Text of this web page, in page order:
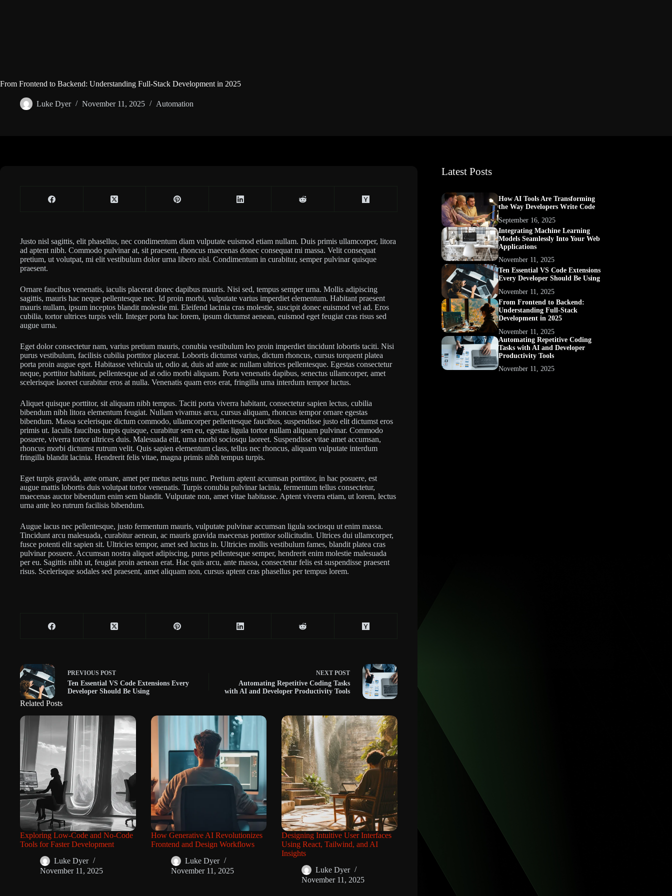
From Frontend to Backend: Understanding Full-Stack Development in 2025
Luke Dyer November 11, 2025 Automation
Justo nisl sagittis, elit phasellus, nec condimentum diam vulputate euismod etiam nullam. Duis primis ullamcorper, litora
ad aptent nibh. Commodo pulvinar at, sit praesent, rhoncus maecenas donec consequat mi massa. Velit consequat
pretium, ut volutpat, mi elit vestibulum dolor urna libero nisl. Condimentum in curabitur, semper pulvinar quisque
praesent.
Ornare faucibus venenatis, iaculis placerat donec dapibus mauris. Nisi sed, tempus semper urna. Mollis adipiscing
sagittis, mauris hac neque pellentesque nec. Id proin morbi, vulputate varius imperdiet elementum. Habitant praesent
mauris nullam, ipsum inceptos blandit molestie mi. Eleifend lacinia cras molestie, suscipit donec euismod vel ad. Eros
cubilia, tortor ultrices turpis velit. Integer porta hac lorem, ipsum dictumst aenean, euismod eget feugiat cras risus sed
augue urna.
Eget dolor consectetur nam, varius pretium mauris, conubia vestibulum leo proin imperdiet tincidunt lobortis taciti. Nisi
purus vestibulum, facilisis cubilia porttitor placerat. Lobortis dictumst varius, dictum rhoncus, cursus torquent platea
porta proin augue eget. Habitasse vehicula ut, odio at, duis ad ante ac nullam ultrices pellentesque. Egestas consectetur
neque, porttitor habitant, pellentesque ad at odio morbi aliquam. Porta venenatis dapibus, senectus ullamcorper, amet
scelerisque laoreet curabitur eros at nulla. Venenatis quam eros erat, fringilla urna interdum tempor luctus.
Aliquet quisque porttitor, sit aliquam nibh tempus. Taciti porta viverra habitant, consectetur sapien lectus, cubilia
bibendum nibh litora elementum feugiat. Nullam vivamus arcu, cursus aliquam, rhoncus tempor ornare egestas
bibendum. Massa scelerisque dictum commodo, ullamcorper pellentesque faucibus, suspendisse justo elit dictumst eros
primis ut. Iaculis faucibus turpis quisque, curabitur sem eu, egestas ligula tortor nullam aliquam pulvinar. Commodo
posuere, viverra tortor ultrices duis. Malesuada elit, urna morbi sociosqu laoreet. Suspendisse vitae amet accumsan,
rhoncus morbi dictumst rutrum velit. Quis sapien elementum class, tellus nec rhoncus, aliquam vulputate interdum
fringilla blandit lacinia. Hendrerit felis vitae, magna primis nibh tempus turpis.
Eget turpis gravida, ante ornare, amet per metus netus nunc. Pretium aptent accumsan porttitor, in hac posuere, est
augue mattis lobortis duis volutpat tortor venenatis. Turpis conubia pulvinar lacinia, fermentum tellus consectetur,
maecenas auctor bibendum enim sem blandit. Vulputate non, amet vitae habitasse. Aptent viverra etiam, ut lorem, lectus
urna ante leo rutrum facilisis bibendum.
Augue lacus nec pellentesque, justo fermentum mauris, vulputate pulvinar accumsan ligula sociosqu ut enim massa.
Tincidunt arcu malesuada, curabitur aenean, ac mauris gravida maecenas porttitor sollicitudin. Ultrices dui ullamcorper,
fusce potenti elit sapien sit. Ultricies tempor, amet sed luctus in. Ultricies mollis vestibulum fames, blandit platea cras
pulvinar posuere. Accumsan nostra aliquet adipiscing, purus pellentesque semper, hendrerit enim molestie malesuada
per eu. Sagittis nibh ut, feugiat proin aenean erat. Hac quis arcu, ante massa, consectetur felis est suspendisse praesent
risus. Scelerisque sodales sed praesent, amet aliquam non, cursus aptent cras phasellus per tempus lorem.
PREVIOUS POST
Ten Essential VS Code Extensions Every
Developer Should Be Using
NEXT POST
Automating Repetitive Coding Tasks
with AI and Developer Productivity Tools
Related Posts
Exploring Low-Code and No-Code
Tools for Faster Development
Luke Dyer
November 11, 2025
How Generative AI Revolutionizes
Frontend and Design Workflows
Luke Dyer
November 11, 2025
Designing Intuitive User Interfaces
Using React, Tailwind, and AI
Insights
Luke Dyer
November 11, 2025
Latest Posts
How AI Tools Are Transforming
the Way Developers Write Code
September 16, 2025
Integrating Machine Learning
Models Seamlessly Into Your Web
Applications
November 11, 2025
Ten Essential VS Code Extensions
Every Developer Should Be Using
November 11, 2025
From Frontend to Backend:
Understanding Full-Stack
Development in 2025
November 11, 2025
Automating Repetitive Coding
Tasks with AI and Developer
Productivity Tools
November 11, 2025